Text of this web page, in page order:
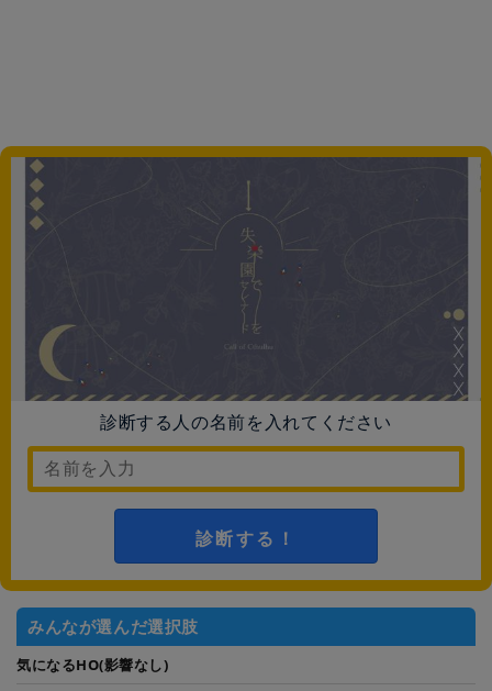
診断する人の名前を入れてください
診断する！
みんなが選んだ選択肢
気になるHO(影響なし)